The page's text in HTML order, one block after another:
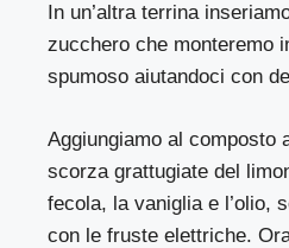
In un’altra terrina
zucchero che monteremo
spumoso aiutandoci con
Aggiungiamo al composto
scorza grattugiate del
fecola, la vaniglia e l’olio,
con le fruste elettriche.